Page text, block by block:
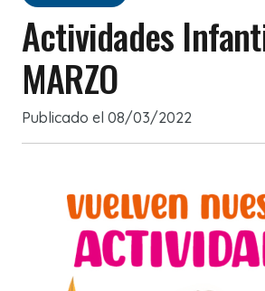
Actividades
MARZO
Publicado el 08/03/2022